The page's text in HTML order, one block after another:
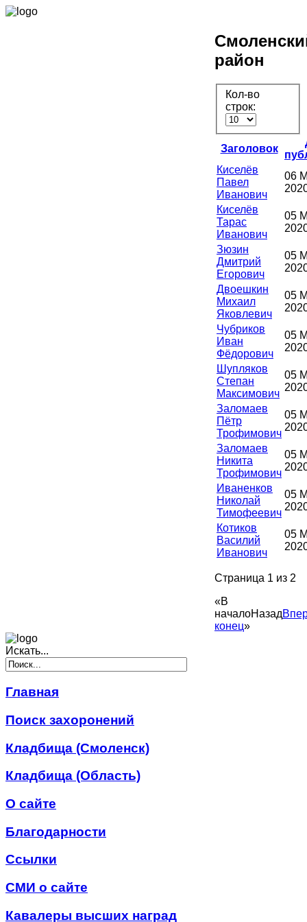
район
Кол-во
строк:
Заголовок
Киселёв
Павел
Иванович
06
Киселёв
Тарас
Иванович
05
Зюзин
Дмитрий
Егорович
05
Двоешкин
Михаил
Яковлевич
05
Чубриков
Иван
Фёдорович
05
Шупляков
Степан
Максимович
05
Заломаев
Пётр
Трофимович
05
Заломаев
Никита
Трофимович
05
Иваненков
Николай
Тимофеевич
05
Котиков
Василий
Иванович
05
Страница 1 из 2
«В
началоНазад
конец»
Искать...
Главная
Поиск захоронений
Кладбища (Смоленск)
Кладбища (Область)
О сайте
Благодарности
Ссылки
СМИ о сайте
Кавалеры высших наград